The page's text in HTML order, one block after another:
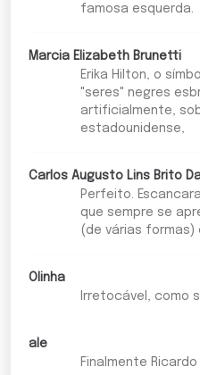
famosa esquerda.
Marcia Elizabeth Brunetti
Erika Hilton, o
"seres" negres
artificialmente,
estadounidense,
Carlos Augusto Lins Brito
Perfeito.
que sempre se
(de várias formas)
Olinha
Irretocável, como
ale
Finalmente Ricardo